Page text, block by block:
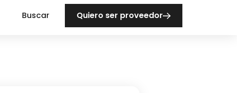
Buscar Quiero ser proveedor